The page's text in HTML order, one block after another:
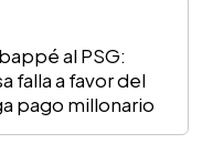
al PSG:
falla a favor del
pago millonario